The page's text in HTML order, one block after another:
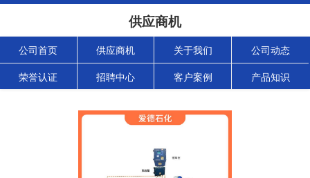
供应商机
公司首页 供应商机 关于我们 公司动态
荣誉认证 招聘中心 客户案例 产品知识